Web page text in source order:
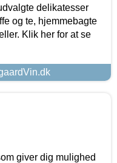
delikatesser
og te, hjemmebagte
Klik her for at se
giver dig mulighed